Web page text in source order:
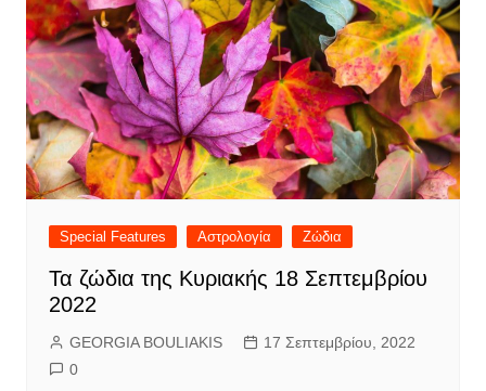
Special Features Αστρολογία Ζώδια
Τα ζώδια της Κυριακής 18 Σεπτεμβρίου
2022
GEORGIA BOULIAKIS
17 Σεπτεμβρίου, 2022
0